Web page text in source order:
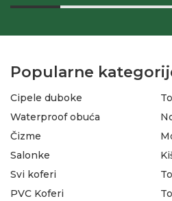
Popularne
Cipele duboke
Waterproof obuća
Čizme
Salonke
Svi koferi
PVC Koferi